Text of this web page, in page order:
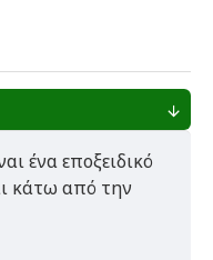
ένα εποξειδικό
κάτω από την